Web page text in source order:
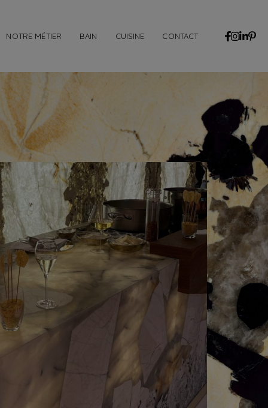
NOTRE MÉTIER BAIN CUISINE CONTACT